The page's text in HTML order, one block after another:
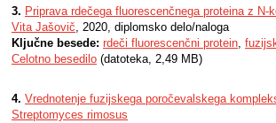
3. Priprava rdečega fluorescenčnega proteina z
Vita Jašovič, 2020, diplomsko delo/naloga
Ključne besede: rdeči fluorescenčni protein,
Celotno besedilo (datoteka, 2,49 MB)
4. Vrednotenje fuzijskega poročevalskega
Streptomyces rimosus